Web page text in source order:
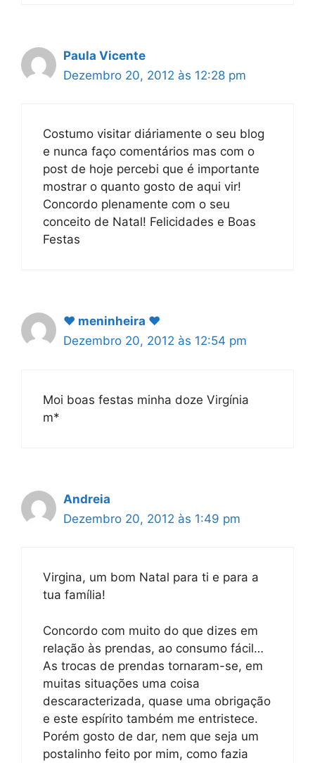
Paula Vicente
Dezembro 20, 2012 às 12:28 pm
Costumo visitar diáriamente o seu blog
e nunca faço comentários mas com o
post de hoje percebi que é importante
mostrar o quanto gosto de aqui vir!
Concordo plenamente com o seu
conceito de Natal! Felicidades e Boas
Festas
♥ meninheira ♥
Dezembro 20, 2012 às 12:54 pm
Moi boas festas minha doze Virgínia
m*
Andreia
Dezembro 20, 2012 às 1:49 pm
Virgina, um bom Natal para ti e para a
tua família!
Concordo com muito do que dizes em
relação às prendas, ao consumo fácil…
As trocas de prendas tornaram-se, em
muitas situações uma coisa
descaracterizada, quase uma obrigação
e este espírito também me entristece.
Porém gosto de dar, nem que seja um
postalinho feito por mim, como fazia